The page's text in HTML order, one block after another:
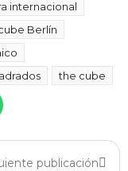
internacional
Berlín
the cube
publicación